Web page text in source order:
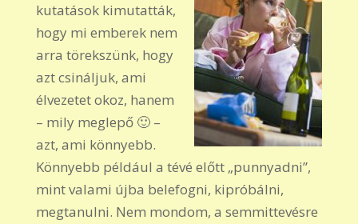
kutatások kimutatták,
hogy mi emberek nem
arra törekszünk, hogy
azt csináljuk, ami
élvezetet okoz, hanem
– mily meglepő 🙂 –
azt, ami könnyebb.
Könnyebb például a tévé előtt „punnyadni”,
mint valami újba belefogni, kipróbálni,
megtanulni. Nem mondom, a semmittevésre